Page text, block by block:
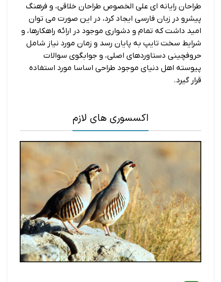
طراحان رایانه ای علی الخصوص طراحان خلاقی، و فرهنگ
پیشرو در زبان فارسی ایجاد کرد، در این صورت می توان
امید داشت که تمام و دشواری موجود در ارائه راهکارها، و
شرایط سخت تایپ به پایان رسد و زمان مورد نیاز شامل
حروفچینی دستاوردهای اصلی، و جوابگوی سوالات
پیوسته اهل دنیای موجود طراحی اساسا مورد استفاده
قرار گیرد.
اکسسوری های لازم